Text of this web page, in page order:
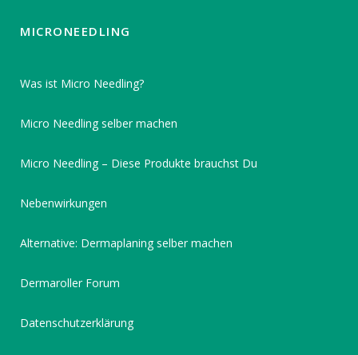
MICRONEEDLING
Was ist Micro Needling?
Micro Needling selber machen
Micro Needling – Diese Produkte brauchst Du
Nebenwirkungen
Alternative: Dermaplaning selber machen
Dermaroller Forum
Datenschutzerklärung